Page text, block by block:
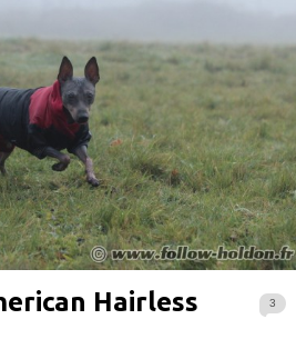
3
Hairless